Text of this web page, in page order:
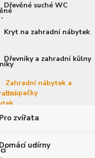
Dřevěné suché WC
Kryt na zahradní nábytek
Dřevníky a zahradní kůlny
Zahradní nábytek a
houpačky
Pro zvířata
udírny